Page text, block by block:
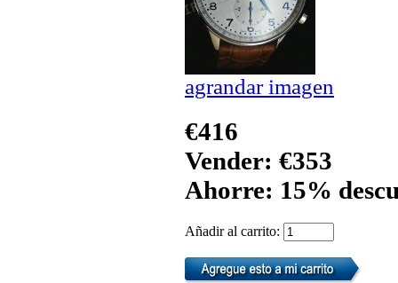
agrandar imagen
€416
Vender: €353
Ahorre: 15%
Añadir al carrito: